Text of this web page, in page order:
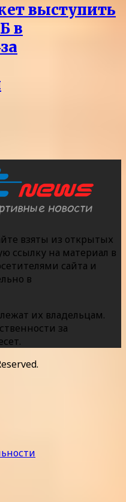
выступить
в
взяты из открытых
ссылку на материал в
сайта и
в
их владельцам.
за